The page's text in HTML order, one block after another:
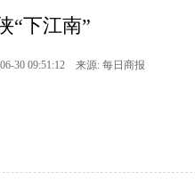
“下江南”
30 09:51:12 来源: 每日商报